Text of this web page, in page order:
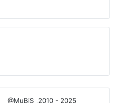
@MuBiS 2010 - 2025